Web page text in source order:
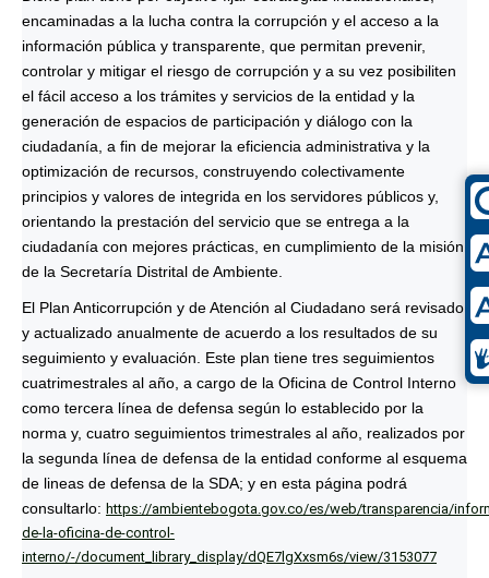
encaminadas a la lucha contra la corrupción y el acceso a la
información pública y transparente, que permitan prevenir,
controlar y mitigar el riesgo de corrupción y a su vez posibiliten
el fácil acceso a los trámites y servicios de la entidad y la
generación de espacios de participación y diálogo con la
ciudadanía, a fin de mejorar la eficiencia administrativa y la
optimización de recursos, construyendo colectivamente
principios y valores de integrida en los servidores públicos y,
orientando la prestación del servicio que se entrega a la
ciudadanía con mejores prácticas, en cumplimiento de la misión
de la Secretaría Distrital de Ambiente.
El Plan Anticorrupción y de Atención al Ciudadano será revisado
y actualizado anualmente de acuerdo a los resultados de su
seguimiento y evaluación. Este plan tiene tres seguimientos
cuatrimestrales al año, a cargo de la Oficina de Control Interno
como tercera línea de defensa según lo establecido por la
norma y, cuatro seguimientos trimestrales al año, realizados por
la segunda línea de defensa de la entidad conforme al esquema
de lineas de defensa de la SDA; y en esta página podrá
consultarlo: https://ambientebogota.gov.co/es/web/transparencia/
de-la-oficina-de-control-
interno/-/document_library_display/dQE7lgXxsm6s/view/3153077